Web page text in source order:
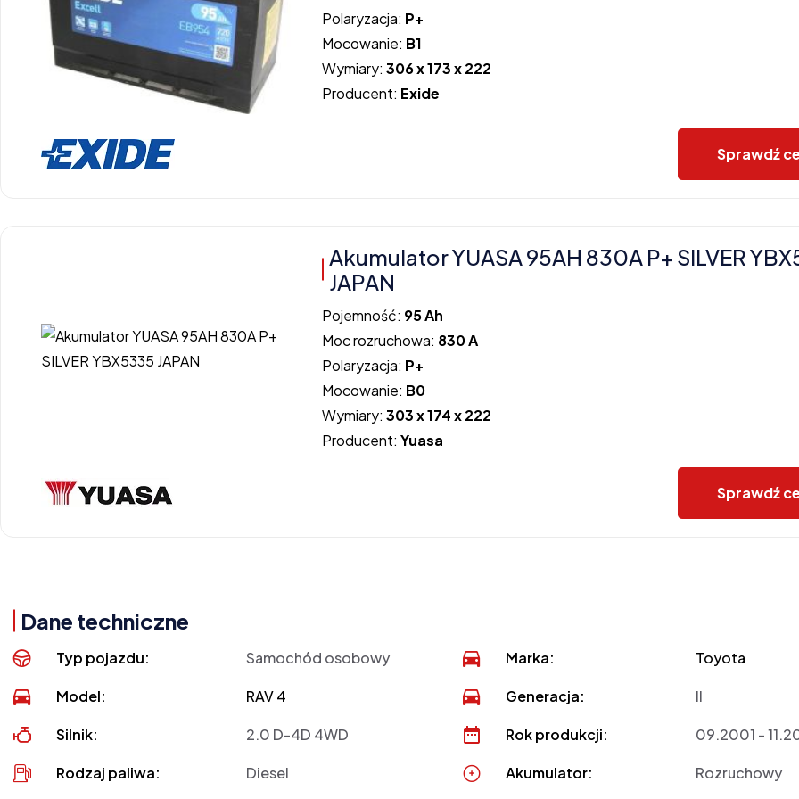
Polaryzacja: P+
Mocowanie: B1
Wymiary:306 x 173 x 222
Producent: Exide
Sprawdź
Akumulator YUASA 95AH 830A P+ SILVER
JAPAN
Pojemność: 95 Ah
Moc rozruchowa: 830 A
Polaryzacja: P+
Mocowanie: B0
Wymiary:303 x 174 x 222
Producent:Yuasa
Sprawdź
Dane techniczne
Typ pojazdu: Samochód osobowy Marka: Toyota
Model: RAV 4 Generacja: II
Silnik: 2.0 D-4D 4WD Rok produkcji: 09.2001 -
Rodzaj paliwa: Diesel Akumulator: Rozruchowy